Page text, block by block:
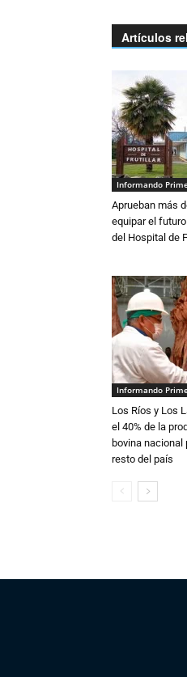
Artículos
Informando
Aprueban más
equipar el
del Hospital de
Informando
Los Ríos y Los
el 40% de la
bovina nacional
resto del país